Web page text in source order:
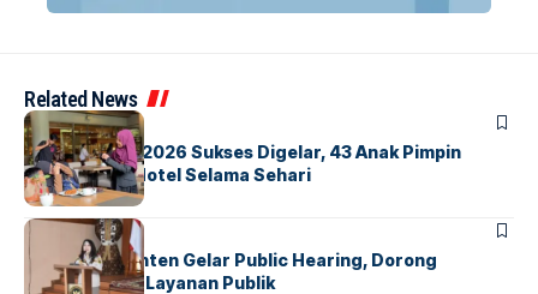
Related News
BERITAINDEX
GM For A Day 2026 Sukses Digelar, 43 Anak Pimpin
Operasional Hotel Selama Sehari
BANDARABERITA
Karantina Banten Gelar Public Hearing, Dorong
Transparansi Layanan Publik